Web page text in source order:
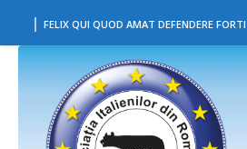
Skip to content
| FELIX QUI QUOD AMAT DEFENDERE